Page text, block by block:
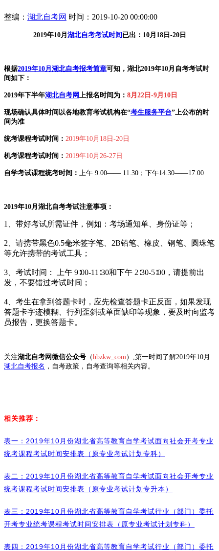
整编： 湖北自考网 时间：2019-10-20 00:00:00
2019年10月 湖北自考考试时间 已出：10月18日-20日
根据2019年10月湖北自考报考简章可知，湖北2019年10月自考考试时
间如下：
2019年下半年湖北自考网 上报名时间为： 8月22日-9月10日
现场确认具体时间以各地教育考试机构在“考生服务平台”上公布的时
间为准
统考课程考试时间： 2019年10月18日-20日
机考课程考试时间： 2019年10月26-27日
自学考试课程统考时间： 上午 9:00—— 11:30；下午14:30——17:00
2019年10月湖北自考考试注意事项：
1、带好考试所需证件，例如：考场通知单、身份证等；
2、请携带黑色0.5毫米签字笔、2B铅笔、橡皮、钢笔、圆珠笔
等允许携带的考试工具；
3、考试时间： 上午 9∶00-11∶30和下午 2∶30-5∶00，请提前出
发，不要错过考试时间；
4、考生在拿到答题卡时，应先检查答题卡正反面，如果发现
答题卡字迹模糊、行列歪斜或单面缺印等现象，要及时向监考
员报告，更换答题卡。
关注湖北自考网微信公众号 （hbzkw_com ）,第一时间了解2019年10月
湖北自考报名 ，自考政策，自考查询等相关内容。
相关推荐：
表一：2019年10月份湖北省高等教育自学考试面向社会开考专业
统考课程考试时间安排表（原专业考试计划专科）
表二：2019年10月份湖北省高等教育自学考试面向社会开考专业
统考课程考试时间安排表（原专业考试计划专升本）
表三：2019年10月份湖北省高等教育自学考试行业（部门）委托
开考专业统考课程考试时间安排表（原专业考试计划专科）
表四：2019年10月份湖北省高等教育自学考试行业（部门）委托